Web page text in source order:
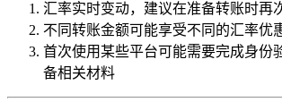
汇率实时变动，建议在准备转账时再
不同转账金额可能享受不同的汇率优
首次使用某些平台可能需要完成身份
备相关材料